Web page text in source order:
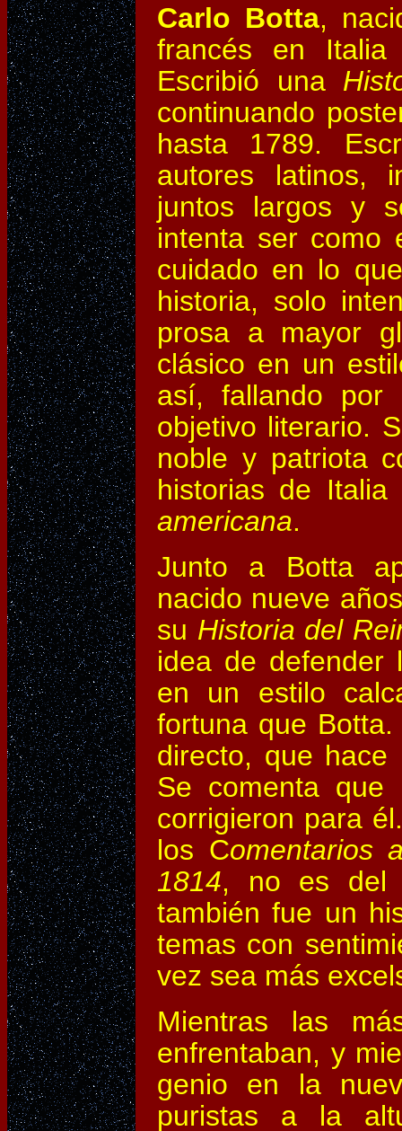
Carlo Botta,
francés en Italia
Escribió una
continuando
hasta 1789.
autores latinos,
juntos largos y
intenta ser como
cuidado en lo
historia, solo
prosa a mayor
clásico en un
así, fallando
objetivo literario.
noble y patriota
historias de
americana.
Junto a Botta
nacido nueve
su Historia del
idea de defender
en un estilo
fortuna que
directo, que
Se comenta que
corrigieron para
los Comentarios
1814, no es del
también fue un
temas con
vez sea más
Mientras las
enfrentaban, y
genio en la
puristas a la